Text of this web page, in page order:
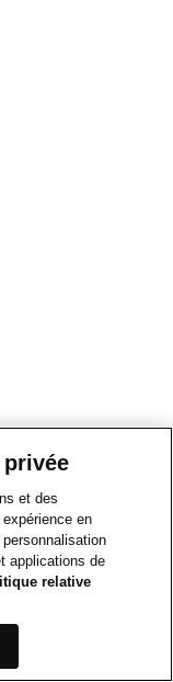
et des
en
applications de
relative